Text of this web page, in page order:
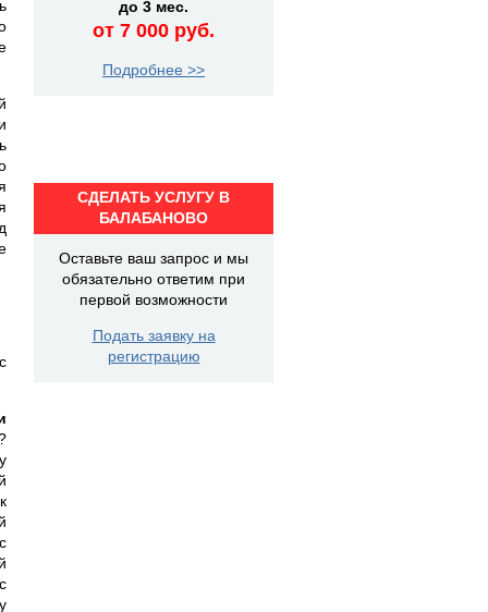
до 3 мес.
от 7 000 руб.
Подробнее >>
СДЕЛАТЬ УСЛУГУ В
БАЛАБАНОВО
Оставьте ваш запрос и мы
обязательно ответим при
первой возможности
Подать заявку на
регистрацию